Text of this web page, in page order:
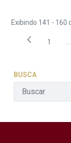
Exibindo 141 - 160
Página
1
BUSCA